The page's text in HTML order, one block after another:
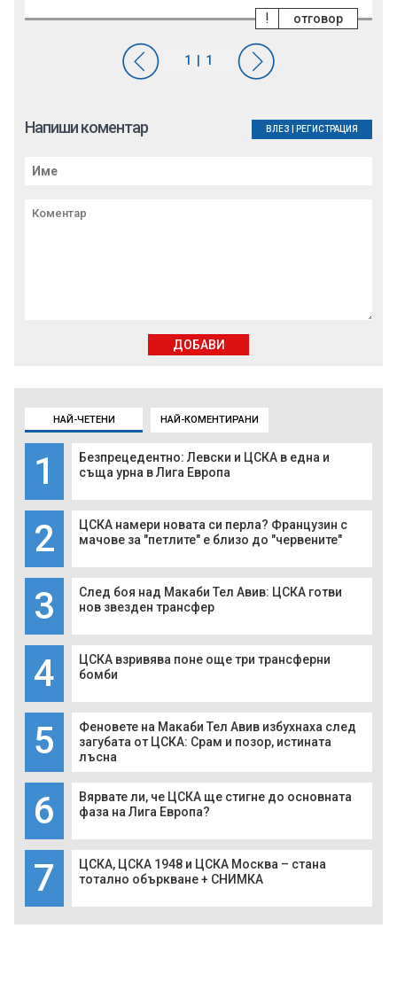
НАЙ-ЧЕТЕНИ НАЙ-КОМЕНТИРАНИ
1
Безпрецедентно: Левски и ЦСКА в една и
съща урна в Лига Европа
2
ЦСКА намери новата си перла? Французин с
мачове за "петлите" е близо до "червените"
3
След боя над Макаби Тел Авив: ЦСКА готви
нов звезден трансфер
4
ЦСКА взривява поне още три трансферни
бомби
5
Феновете на Макаби Тел Авив избухнаха след
загубата от ЦСКА: Срам и позор, истината
лъсна
6
Вярвате ли, че ЦСКА ще стигне до основната
фаза на Лига Европа?
7
ЦСКА, ЦСКА 1948 и ЦСКА Москва – стана
тотално объркване + СНИМКА
отговор
!
Напиши коментар ВЛЕЗ РЕГИСТРАЦИЯ
ДОБАВИ